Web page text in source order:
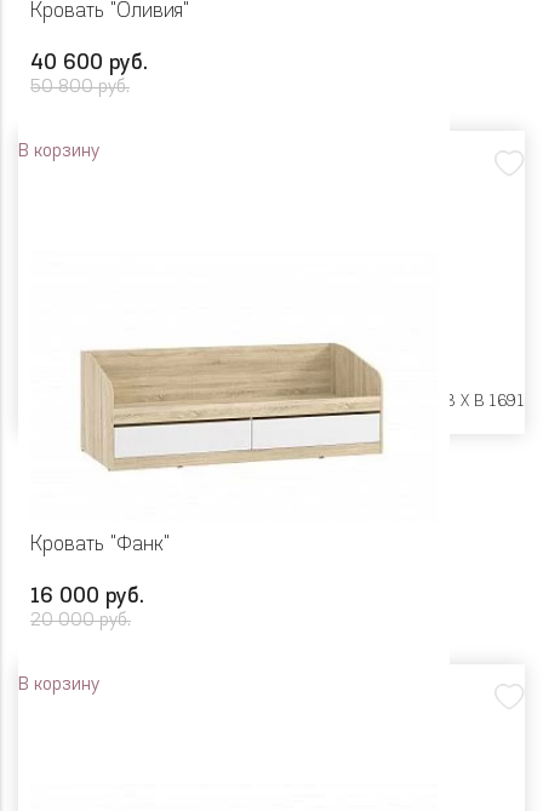
Кровать "Оливия"
40 600 руб.
50 800 руб.
В корзину
Ш 2378 X Г 848 X В 1691
Кровать "Фанк"
16 000 руб.
20 000 руб.
В корзину